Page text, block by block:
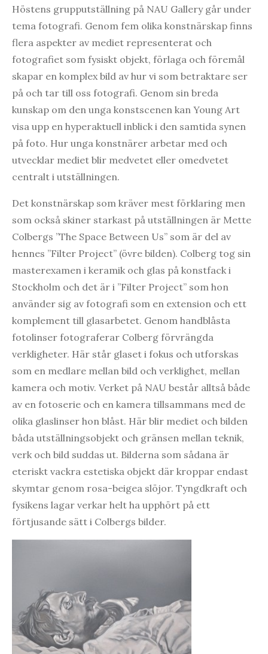
Höstens grupputställning på NAU Gallery går under
tema fotografi. Genom fem olika konstnärskap finns
flera aspekter av mediet representerat och
fotografiet som fysiskt objekt, förlaga och föremål
skapar en komplex bild av hur vi som betraktare ser
på och tar till oss fotografi. Genom sin breda
kunskap om den unga konstscenen kan Young Art
visa upp en hyperaktuell inblick i den samtida synen
på foto. Hur unga konstnärer arbetar med och
utvecklar mediet blir medvetet eller omedvetet
centralt i utställningen.
Det konstnärskap som kräver mest förklaring men
som också skiner starkast på utställningen är Mette
Colbergs ”The Space Between Us” som är del av
hennes ”Filter Project” (övre bilden). Colberg tog sin
masterexamen i keramik och glas på konstfack i
Stockholm och det är i ”Filter Project” som hon
använder sig av fotografi som en extension och ett
komplement till glasarbetet. Genom handblåsta
fotolinser fotograferar Colberg förvrängda
verkligheter. Här står glaset i fokus och utforskas
som en medlare mellan bild och verklighet, mellan
kamera och motiv. Verket på NAU består alltså både
av en fotoserie och en kamera tillsammans med de
olika glaslinser hon blåst. Här blir mediet och bilden
båda utställningsobjekt och gränsen mellan teknik,
verk och bild suddas ut. Bilderna som sådana är
eteriskt vackra estetiska objekt där kroppar endast
skymtar genom rosa-beigea slöjor. Tyngdkraft och
fysikens lagar verkar helt ha upphört på ett
förtjusande sätt i Colbergs bilder.